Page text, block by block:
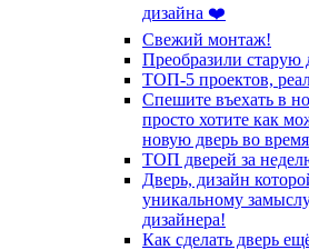
дизайна ❤️
Свежий монтаж!
Преобразили старую
ТОП-5 проектов,
Спешите въехать в
просто хотите как
новую дверь во
ТОП дверей за
Дверь, дизайн
уникальному
дизайнера!
Как сделать дверь